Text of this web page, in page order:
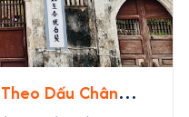
Dấu Chân